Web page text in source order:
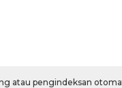
atau pengindeksan